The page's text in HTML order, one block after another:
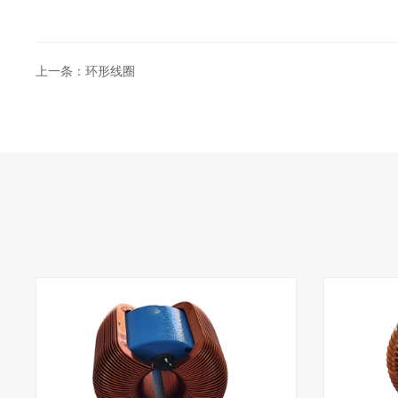
上一条：环形线圈